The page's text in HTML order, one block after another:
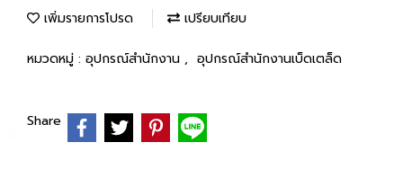
เพิ่มรายการโปรด เปรียบเทียบ
หมวดหมู่ : อุปกรณ์สำนักงาน , อุปกรณ์สำนักงานเบ็ดเตล็ด
Share